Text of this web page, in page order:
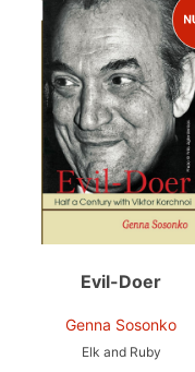
Evil-Doer
Genna Sosonko
Elk and Ruby